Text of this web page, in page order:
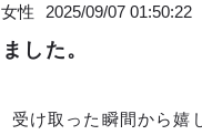
女性 2025/09/07 01:50:22
した。
受け取った瞬間から